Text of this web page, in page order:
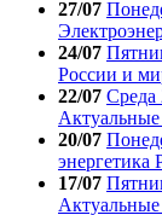
27/07
24/07
России и
22/07 Среда
20/07
энергетика
17/07